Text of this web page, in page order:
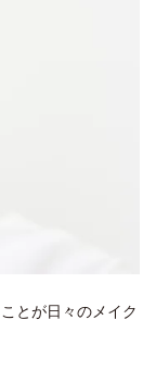
とが日々のメイク